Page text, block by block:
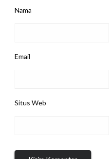
Nama
Email
Situs Web